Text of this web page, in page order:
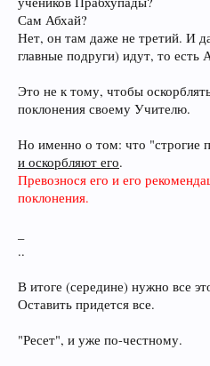
Сам Абхай?
Нет, он там даже не третий. И
главные подруги) идут, то есть
Это не к тому, чтобы
поклонения своему Учителю.
Но именно о том: что "строгие
и оскорбляют его.
Превознося его и его
поклонения.
..
В итоге (середине) нужно все
Оставить придется все.
"Ресет", и уже по-честному.